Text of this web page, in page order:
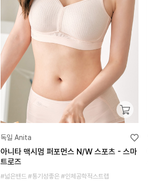
독일 Anita
아니타 맥시멈 퍼포먼스 N/W 스포츠 - 스마
트로즈
#넓은밴드 #통기성좋은 #인체공학적스트랩